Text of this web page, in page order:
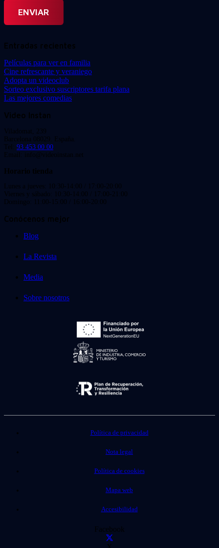
Entradas recientes
Películas para ver en familia
Cine refrescante y veraniego
Adopta un videoclub
Sorteo exclusivo suscriptores tarifa plana
Las mejores comedias
Video Instan
Viladomat, 239
Barcelona 08029. España.
Tel: 93 453 00 00
Email: info@videoinstan.net
Horario tienda
Lunes a jueves: 10:30-14:00 / 17:00-20:00
Viernes y sábado: 10:30-14:00 / 17:00-21:00
Domingo: 11:00-15:00 / 16:00-20:00
Conócenos mejor
Blog
La Revista
Media
Sobre nosotros
Política de privacidad
Nota legal
Política de cookies
Mapa web
Accesibilidad
Facebook